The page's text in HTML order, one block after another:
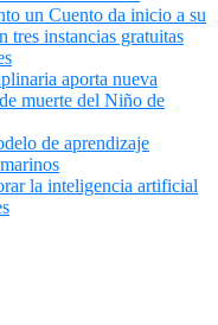
un Cuento da inicio a su
tres instancias gratuitas
aporta nueva
muerte del Niño de
de aprendizaje
la inteligencia artificial